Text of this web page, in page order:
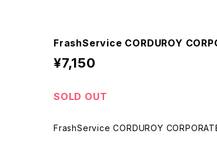
FrashService CORDUROY
¥7,150
SOLD OUT
FrashService CORDUROY